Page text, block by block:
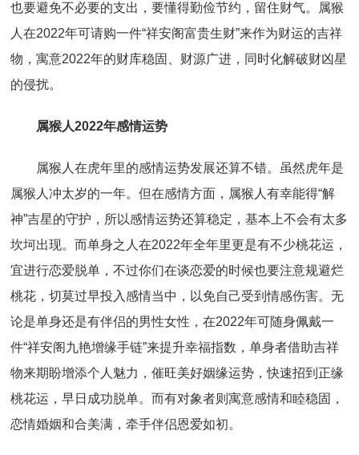
也要避免不必要的支出，要懂得勤俭节约，留住财气。属猴
人在2022年可请购一件“祥安阁富贵生财”来作为财运的吉祥
物，寓意2022年的财库稳固、财源广进，同时化解破财凶星
的侵扰。
属猴人2022年感情运势
属猴人在虎年里的感情运势发展还算不错。虽然虎年是
属猴人冲太岁的一年。但在感情方面，属猴人有幸能得“解
神”吉星的守护，所以感情运势还算稳定，基本上不会有太多
坎坷出现。而单身之人在2022年全年里更是有不少桃花运，
宜进行恋爱脱单，不过你们在谈恋爱的时候也要注意规避烂
桃花，切莫过早投入感情当中，以免自己受到情感伤害。无
论是单身还是有伴侣的男性女性，在2022年可随身佩戴一
件“祥安阁九艳增缘手链”来提升幸福指数，单身者借助吉祥
物来期盼增添个人魅力，催旺美好姻缘运势，快速招到正缘
桃花运，早日成功脱单。而有对象者则寓意感情和睦稳固，
恋情婚姻和合美满，牵手伴侣恩爱如初。